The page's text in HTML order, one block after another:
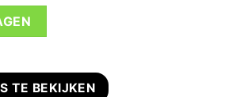
TE BEKIJKEN